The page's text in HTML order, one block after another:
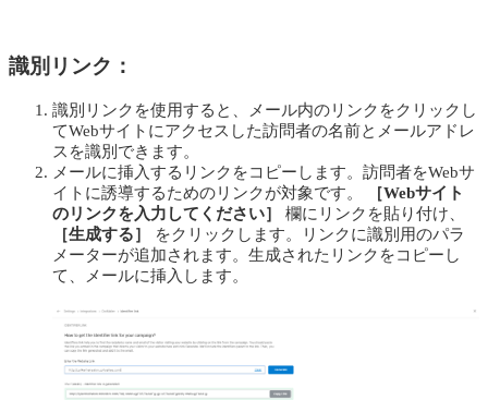
識別リンク：
識別リンクを使用すると、メール内のリンクをクリックし
てWebサイトにアクセスした訪問者の名前とメールアドレ
スを識別できます。
メールに挿入するリンクをコピーします。訪問者をWebサ
イトに誘導するためのリンクが対象です。
［Webサイト
のリンクを入力してください］ 欄にリンクを貼り付け、
［生成する］
をクリックします。リンクに識別用のパラ
メーターが追加されます。生成されたリンクをコピーし
て、メールに挿入します。